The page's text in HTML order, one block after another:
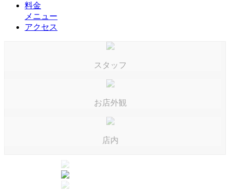
料金
メニュー
アクセス
スタッフ
お店外観
店内